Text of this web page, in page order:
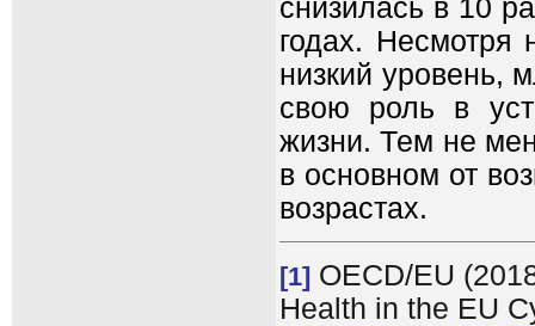
снизилась в 10
годах. Несмотря
низкий уровень,
свою роль в
жизни. Тем не
в основном от
возрастах.
[1] OECD/EU
Health in the EU